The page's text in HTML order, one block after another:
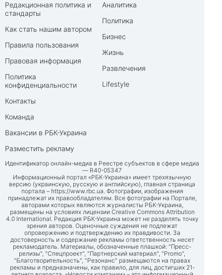
Редакционная политика и
стандарты
Как стать нашим автором
Правила пользования
Правовая информация
Политика
конфиденциальности
Контакты
Команда
Вакансии в РБК-Украина
Разместить рекламу
Аналитика
Политика
Бизнес
Жизнь
Развлечения
Lifestyle
Идентификатор онлайн-медиа в Реестре субъектов в сфере медиа
— R40-05347
Информационный портал «РБК-Украина» имеет трехязычную
версию (украинскую, русскую и английскую), главная страница
портала – https://www.rbc.ua. Фотографии, изображения
принадлежат их правообладателям. Все фотографии на Портале,
авторами которых являются журналисты РБК-Украина,
размещены на условиях лицензии Creative Commons Attribution
4.0 International. Редакция РБК-Украина может не разделять точку
зрения авторов. Оценочные суждения не подлежат
опровержению и подтверждению их правдивости. За
достоверность и содержание рекламы ответственность несет
рекламодатель. Материалы, обозначенные плашкой: "Пресс-
релизы", "Спецпроект", "Партнерский материал", "Promo",
"Благотворительность", "Резонанс" размещаются на правах
рекламы и предназначены, как правило, для лиц, достигших 21-